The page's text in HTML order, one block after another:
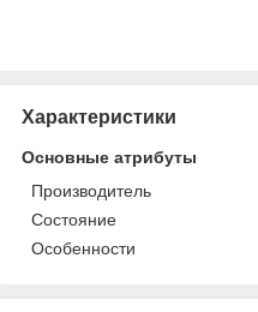
Характеристики
Основные атрибуты
Производитель
Состояние
Особенности